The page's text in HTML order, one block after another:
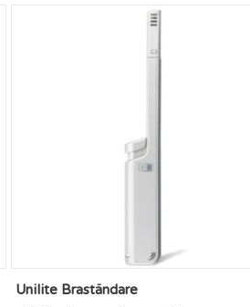
Unilite Braständare